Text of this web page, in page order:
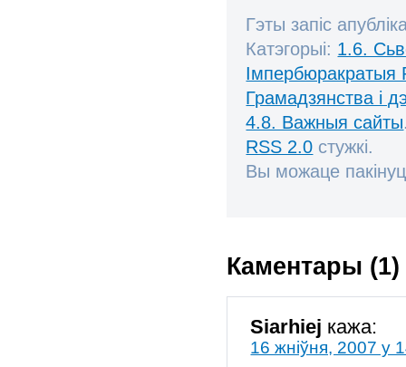
Гэты запіс
Катэгорыі: 1.6.
Імпербюракратыя
Грамадзянства і
4.8. Важныя сайты
RSS 2.0 стужкі.
Вы можаце
Каментары (1)
Siarhiej кажа:
16 жніўня, 2007 у